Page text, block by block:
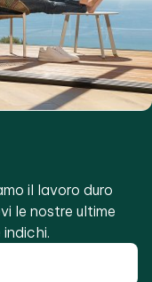
il lavoro duro
le nostre ultime